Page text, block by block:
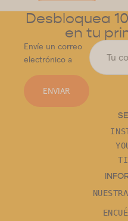
Desbloquea
en tu
Envíe un correo
electrónico a
ENVIAR